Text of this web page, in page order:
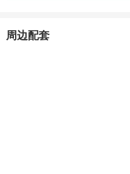
周边配套